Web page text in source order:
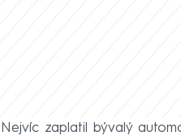
Nejvíc zaplatil bývalý